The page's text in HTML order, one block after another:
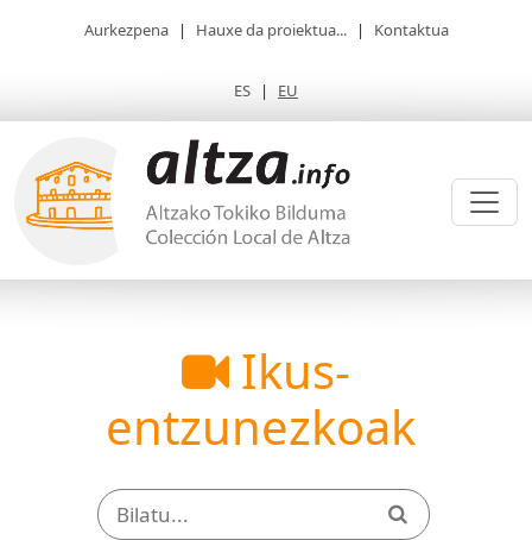
Aurkezpena | Hauxe da proiektua... | Kontaktua
ES | EU
Ikus-
entzunezkoak